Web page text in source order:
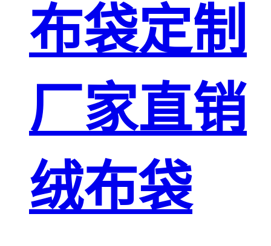
布袋定制
厂家直销
绒布袋